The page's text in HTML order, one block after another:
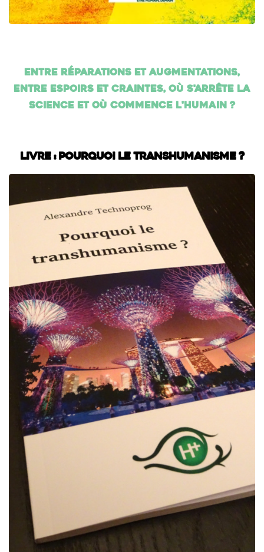
Entre réparations et augmentations,
entre espoirs et craintes, où s'arrête la
science et où commence l'humain ?
Livre : Pourquoi le transhumanisme ?